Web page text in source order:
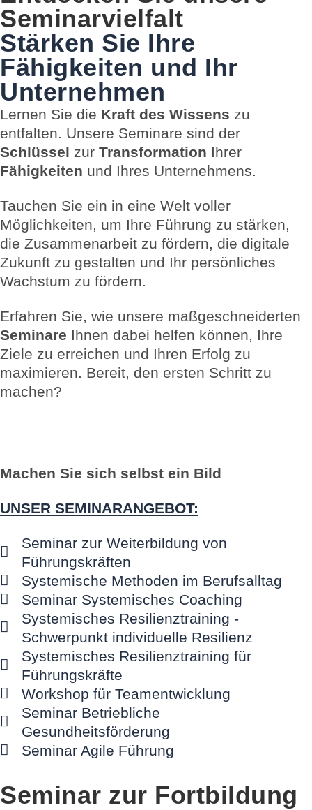
Seminarvielfalt
Stärken Sie Ihre
Fähigkeiten und Ihr
Unternehmen
Lernen Sie die Kraft des Wissens zu
entfalten. Unsere Seminare sind der
Schlüssel zur Transformation Ihrer
Fähigkeiten und Ihres Unternehmens.
Tauchen Sie ein in eine Welt voller
Möglichkeiten, um Ihre Führung zu stärken,
die Zusammenarbeit zu fördern, die digitale
Zukunft zu gestalten und Ihr persönliches
Wachstum zu fördern.
Erfahren Sie, wie unsere maßgeschneiderten
Seminare Ihnen dabei helfen können, Ihre
Ziele zu erreichen und Ihren Erfolg zu
maximieren. Bereit, den ersten Schritt zu
machen?
Machen Sie sich selbst ein Bild
UNSER SEMINARANGEBOT:
Seminar zur Weiterbildung von
Führungskräften
Systemische Methoden im Berufsalltag
Seminar Systemisches Coaching
Systemisches Resilienztraining -
Schwerpunkt individuelle Resilienz
Systemisches Resilienztraining für
Führungskräfte
Workshop für Teamentwicklung
Seminar Betriebliche
Gesundheitsförderung
Seminar Agile Führung
Seminar zur Fortbildung